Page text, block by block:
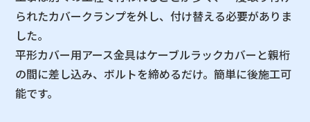
られたカバークランプを外し、付け替える必要がありま
した。
平形カバー用アース金具はケーブルラックカバーと親桁
の間に差し込み、ボルトを締めるだけ。簡単に後施工可
能です。